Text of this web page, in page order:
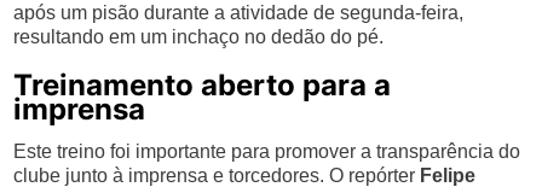
após um pisão durante a atividade de segunda-feira,
resultando em um inchaço no dedão do pé.
Treinamento aberto para a
imprensa
Este treino foi importante para promover a transparência do
clube junto à imprensa e torcedores. O repórter Felipe